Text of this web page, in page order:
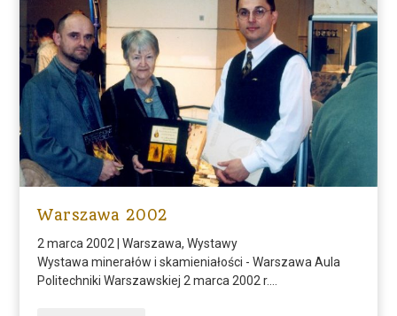
Warszawa 2002
2 marca 2002 |Warszawa,Wystawy
Wystawa minerałów i skamieniałości - Warszawa Aula
Politechniki Warszawskiej 2 marca 2002 r....